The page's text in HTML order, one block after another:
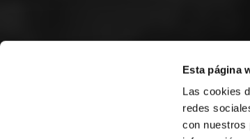
Esta página
Las cookies
redes
con nuestros